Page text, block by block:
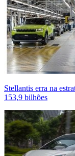
Stellantis erra na
153,9 bilhões